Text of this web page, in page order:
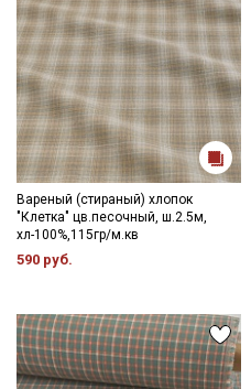
Вареный (стираный) хлопок
"Клетка" цв.песочный, ш.2.5м,
хл-100%,115гр/м.кв
590 руб.